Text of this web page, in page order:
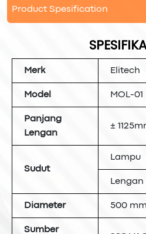
Product Spesification
Merk Elitech
Model MOL-01
Panjang
Lengan
±
Sudut
Lampu
Lengan
Diameter 500 mm
Sumber